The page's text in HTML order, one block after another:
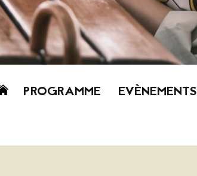
PROGRAMME EVÈNEMENTS